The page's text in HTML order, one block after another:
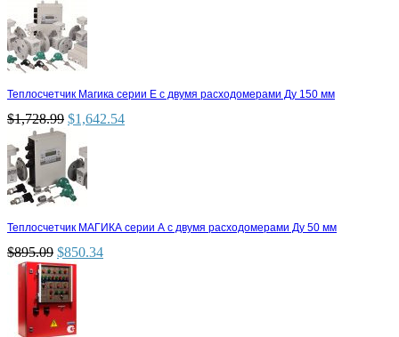
Теплосчетчик Магика серии Е с двумя расходомерами Ду 150 мм
$1,728.99 $1,642.54
Теплосчетчик МАГИКА серии А с двумя расходомерами Ду 50 мм
$895.09 $850.34